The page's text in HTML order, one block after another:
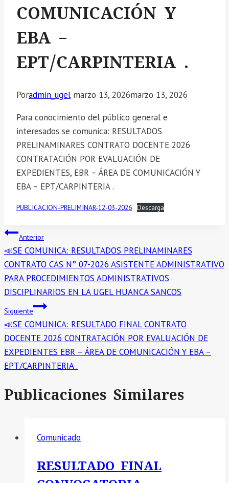
COMUNICACIÓN Y
EBA –
EPT/CARPINTERIA .
Poradmin_ugel marzo 13, 2026marzo 13, 2026
Para conocimiento del público general e
interesados se comunica: RESULTADOS
PRELINAMINARES CONTRATO DOCENTE 2026
CONTRATACIÓN POR EVALUACIÓN DE
EXPEDIENTES, EBR – ÁREA DE COMUNICACIÓN Y
EBA – EPT/CARPINTERIA .
PUBLICACION-PRELIMINAR-12-03-2026 Descarga
Navegación
de
entradas
Anterior
📣SE COMUNICA: RESULTADOS PRELINAMINARES
CONTRATO CAS N° 07-2026 ASISTENTE ADMINISTRATIVO
PARA PROCEDIMIENTOS ADMINISTRATIVOS
DISCIPLINARIOS EN LA UGEL HUANCA SANCOS
Siguiente
📣SE COMUNICA: RESULTADO FINAL CONTRATO
DOCENTE 2026 CONTRATACIÓN POR EVALUACIÓN DE
EXPEDIENTES EBR – ÁREA DE COMUNICACIÓN Y EBA –
EPT/CARPINTERIA .
Publicaciones Similares
Comunicado
RESULTADO FINAL